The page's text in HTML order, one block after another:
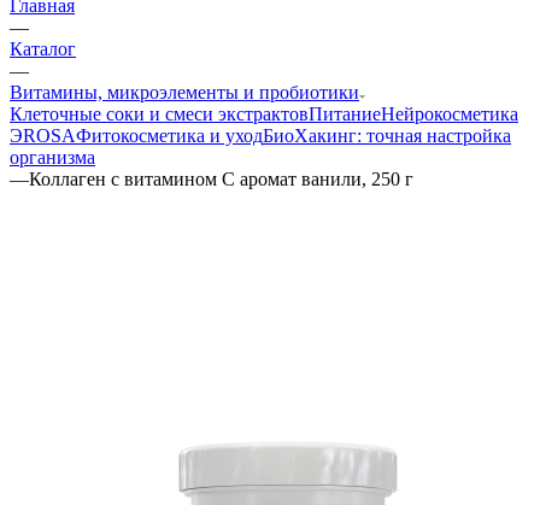
Главная
—
Каталог
—
Витамины, микроэлементы и пробиотики
Клеточные соки и смеси экстрактовПитаниеНейрокосметика
ЭROSAФитокосметика и уходБиоХакинг: точная настройка
организма
—Коллаген с витамином C аромат ванили, 250 г